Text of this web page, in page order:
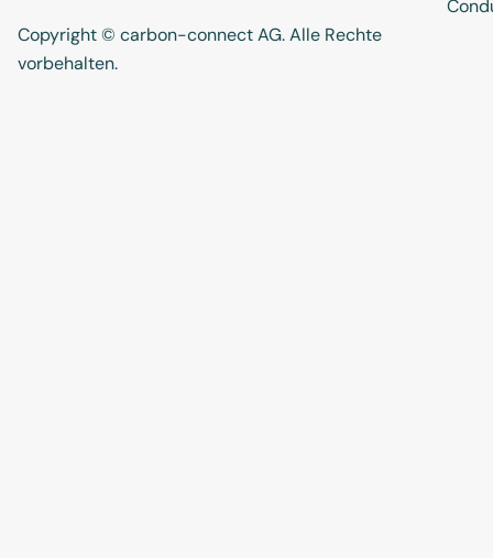
Copyright © carbon-connect AG. Alle Rechte
vorbehalten.